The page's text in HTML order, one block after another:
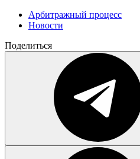
Арбитражный процесс
Новости
Поделиться